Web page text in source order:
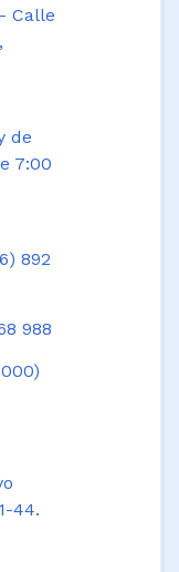
Calle
de
7:00
892
988
44.